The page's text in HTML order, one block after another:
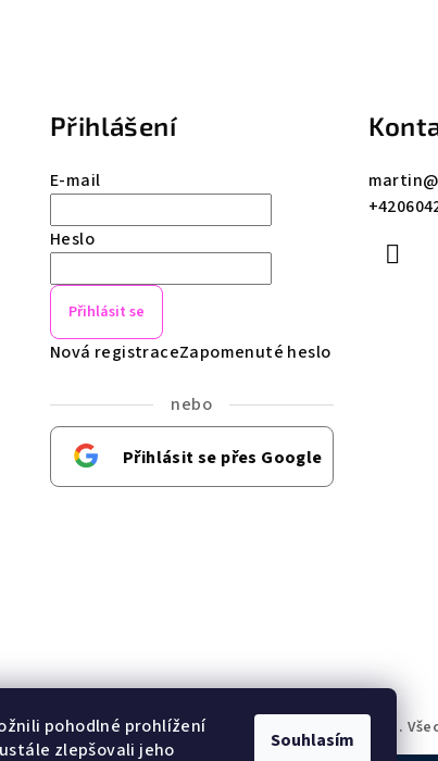
pohodlné prohlížení
zlepšovali jeho
Souhlasím
Přihlášení
E-mail
Heslo
Přihlásit se
Nová registraceZapomenuté heslo
nebo
Přihlásit se přes Google
martin@
Copyright 2026 Happy Face Prague .